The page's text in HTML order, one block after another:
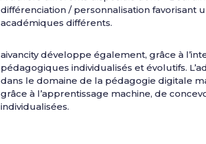
différenciation / personnalisation favorisant
académiques différents.
aivancity développe également, grâce à
pédagogiques individualisés et évolutifs.
dans le domaine de la pédagogie digitale
grâce à l’apprentissage machine, de
individualisées.